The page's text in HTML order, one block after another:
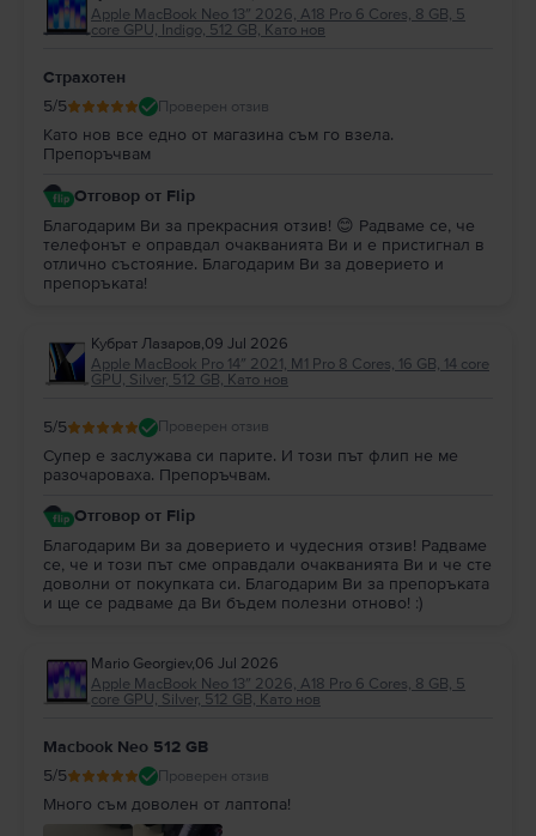
Apple MacBook Neo 13″ 2026, A18 Pro 6 Cores, 8 GB, 5
core GPU, Indigo, 512 GB, Като нов
Страхотен
5/5 Проверен отзив
Като нов все едно от магазина съм го взела.
Препоръчвам
Отговор от Flip
Благодарим Ви за прекрасния отзив! 😊 Радваме се, че
телефонът е оправдал очакванията Ви и е пристигнал в
отлично състояние. Благодарим Ви за доверието и
препоръката!
Кубрат Лазаров,09 Jul 2026
Apple MacBook Pro 14″ 2021, M1 Pro 8 Cores, 16 GB, 14 core
GPU, Silver, 512 GB, Като нов
5/5 Проверен отзив
Супер е заслужава си парите. И този път флип не ме
разочароваха. Препоръчвам.
Отговор от Flip
Благодарим Ви за доверието и чудесния отзив! Радваме
се, че и този път сме оправдали очакванията Ви и че сте
доволни от покупката си. Благодарим Ви за препоръката
и ще се радваме да Ви бъдем полезни отново! :)
Mario Georgiev,06 Jul 2026
Apple MacBook Neo 13″ 2026, A18 Pro 6 Cores, 8 GB, 5
core GPU, Silver, 512 GB, Като нов
Macbook Neo 512 GB
5/5 Проверен отзив
Много съм доволен от лаптопа!